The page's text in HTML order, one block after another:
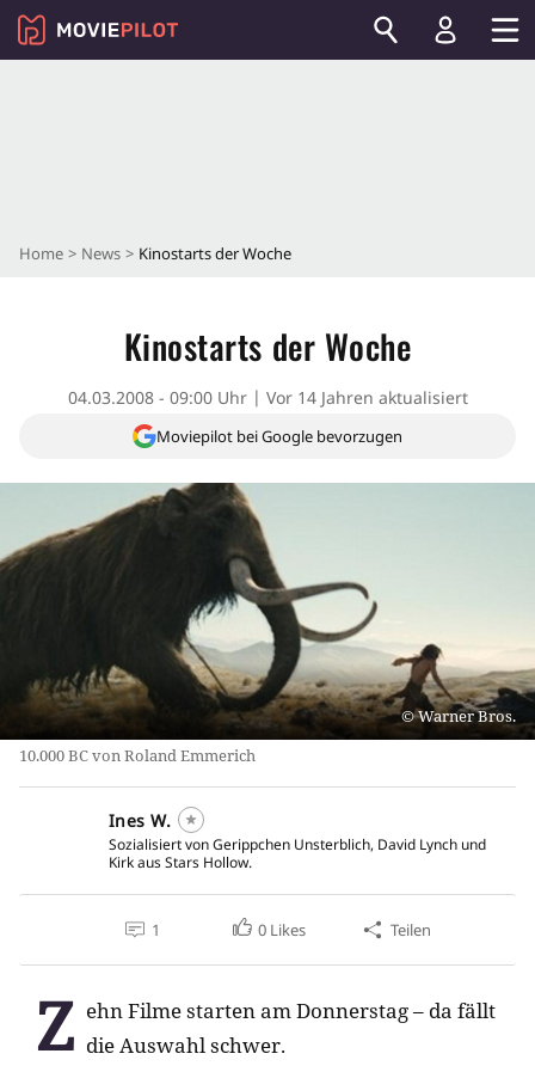
Home News Kinostarts der Woche
Kinostarts der Woche
04.03.2008 - 09:00 Uhr Vor 14 Jahren aktualisiert
Moviepilot bei Google bevorzugen
Warner Bros.
10.000 BC von Roland Emmerich
Ines W.
Sozialisiert von Gerippchen Unsterblich, David Lynch und
Kirk aus Stars Hollow.
1 0 Likes Teilen
Z ehn Filme starten am Donnerstag – da fällt
die Auswahl schwer.